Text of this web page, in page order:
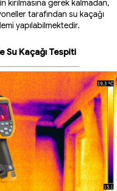
gerek kalmadan,
tarafından su kaçağı
yapılabilmektedir.
Su Kaçağı Tespiti